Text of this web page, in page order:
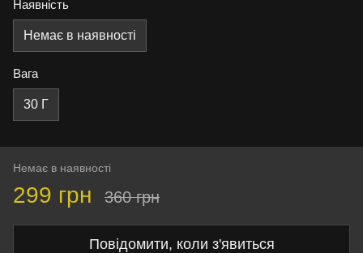
Наявність
Немає в наявності
Вага
30 Г
Немає в наявності
299 грн 360 грн
Повідомити, коли з'явиться